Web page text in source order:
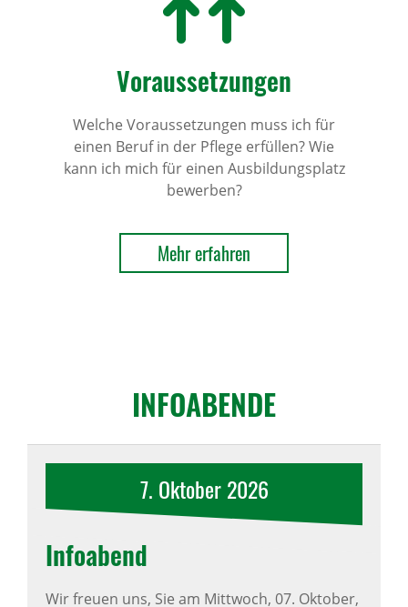
Voraussetzungen
Welche Voraussetzungen muss ich für
einen Beruf in der Pflege erfüllen? Wie
kann ich mich für einen Ausbildungsplatz
bewerben?
Mehr erfahren
INFOABENDE
7. Oktober2026
Infoabend
Wir freuen uns, Sie am Mittwoch, 07. Oktober,